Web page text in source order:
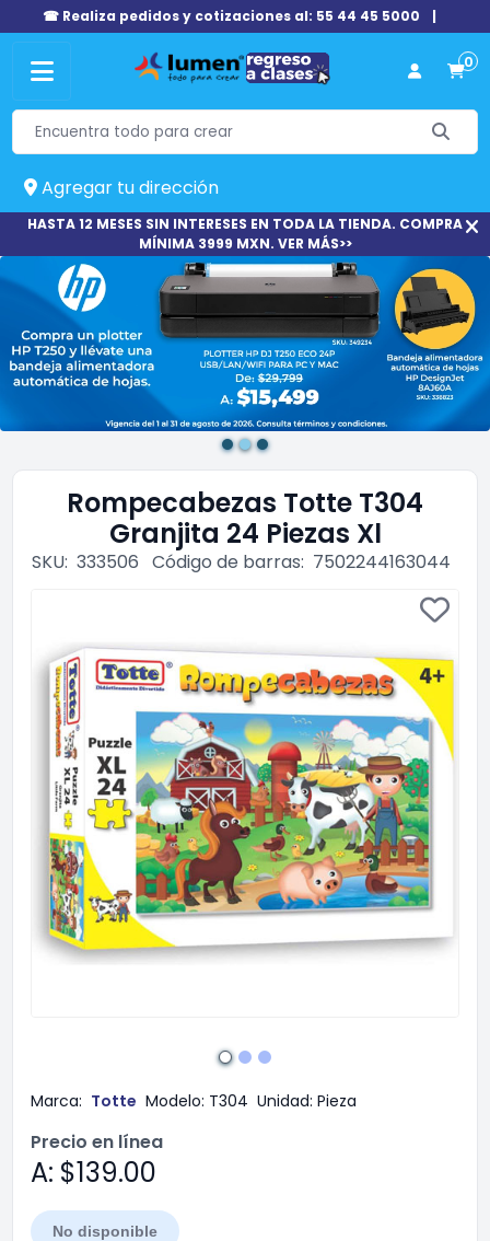
☎ Realiza pedidos y cotizaciones al: 55 44 45 5000 |
0
Agregar tu dirección
HASTA 12 MESES SIN INTERESES EN TODA LA TIENDA. COMPRA
MÍNIMA 3999 MXN. VER MÁS>>
Rompecabezas Totte T304
Granjita 24 Piezas Xl
SKU: 333506 Código de barras: 7502244163044
Marca: Totte Modelo: T304 Unidad: Pieza
Precio en línea
A: $139.00
No disponible